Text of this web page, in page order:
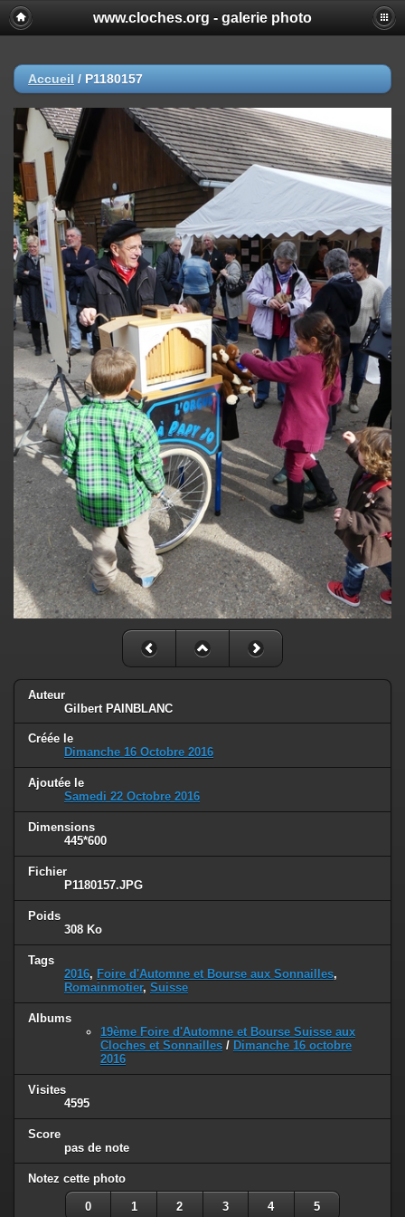
www.cloches.org - galerie photo
Accueil / P1180157
Auteur
Gilbert PAINBLANC
Créée le
Dimanche 16 Octobre 2016
Ajoutée le
Samedi 22 Octobre 2016
Dimensions
445*600
Fichier
P1180157.JPG
Poids
308 Ko
Tags
2016, Foire d'Automne et Bourse aux Sonnailles,
Romainmotier, Suisse
Albums
19ème Foire d'Automne et Bourse Suisse aux
Cloches et Sonnailles / Dimanche 16 octobre
2016
Visites
4595
Score
pas de note
Notez cette photo
0 1 2 3 4 5